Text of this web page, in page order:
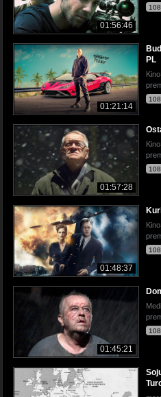
01:56:46
01:21:14
PL
01:57:28
01:48:37
01:45:21